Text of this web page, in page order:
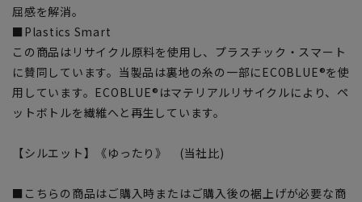
屈感を解消。
■Plastics Smart
この商品はリサイクル原料を使用し、プラスチック・スマート
に賛同しています。当製品は裏地の糸の一部にECOBLUE®を使
用しています。ECOBLUE®はマテリアルリサイクルにより、ペ
ットボトルを繊維へと再生しています。
【シルエット】《ゆったり》 (当社比)
■こちらの商品はご購入時またはご購入後の裾上げが必要な商